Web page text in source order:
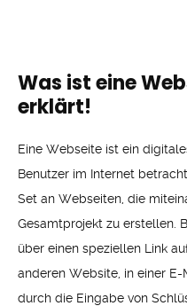
Was ist eine
erklärt!
Eine Webseite ist ein
Benutzer im Internet
Set an Webseiten, die
Gesamtprojekt zu erstellen.
über einen speziellen Link
anderen Website, in einer
durch die Eingabe von